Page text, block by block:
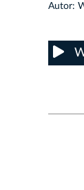
Autor: